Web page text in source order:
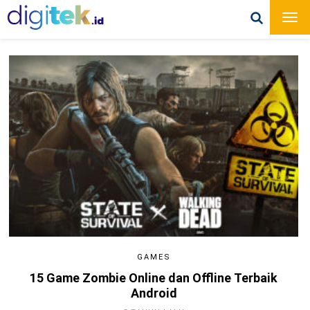
GAMES
15 Game Zombie Online dan Offline Terbaik
Android